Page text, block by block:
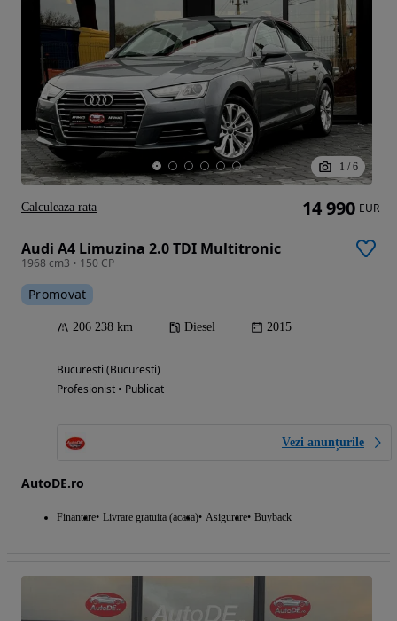
1 / 6
Audi A4 Limuzina 2.0 TDI Multitronic
1968 cm3 • 150 CP
Promovat
206 238 km Diesel 2015
Bucuresti (Bucuresti)
Profesionist • Publicat
Vezi anunțurile
AutoDE.ro
Finantare Livrare gratuita (acasa) Asigurare Buyback
14 990 EUR
Calculeaza rata